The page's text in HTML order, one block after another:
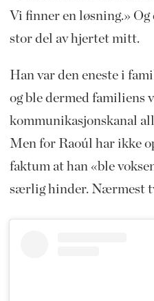
Vi finner en løsning.»
stor del av hjertet mitt.
Han var den eneste i
og ble dermed familiens
kommunikasjonskanal
Men for Raoúl har ikke
faktum at han «ble
særlig hinder. Nærmest